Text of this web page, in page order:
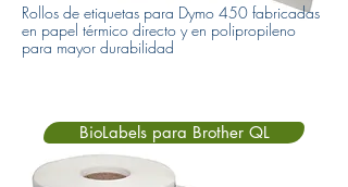
Rollos de etiquetas para Dymo 450 fabricadas
en papel térmico directo y en polipropileno
para mayor durabilidad
BioLabels para Brother QL